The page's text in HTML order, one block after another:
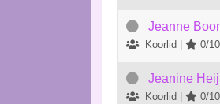
Jeanne
Koorlid |
Jeanine
Koorlid |